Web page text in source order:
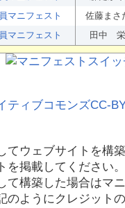
マニフェスト 佐藤まさ
マニフェスト 田中
ティブコモンズCC-
ウェブサイトを構築
掲載してください。
構築した場合はマ
ようにクレジット